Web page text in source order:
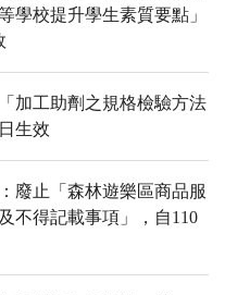
學校提升學生素質要點」
加工助劑之規格檢驗方法
生效
廢止「森林遊樂區商品服
不得記載事項」，自110